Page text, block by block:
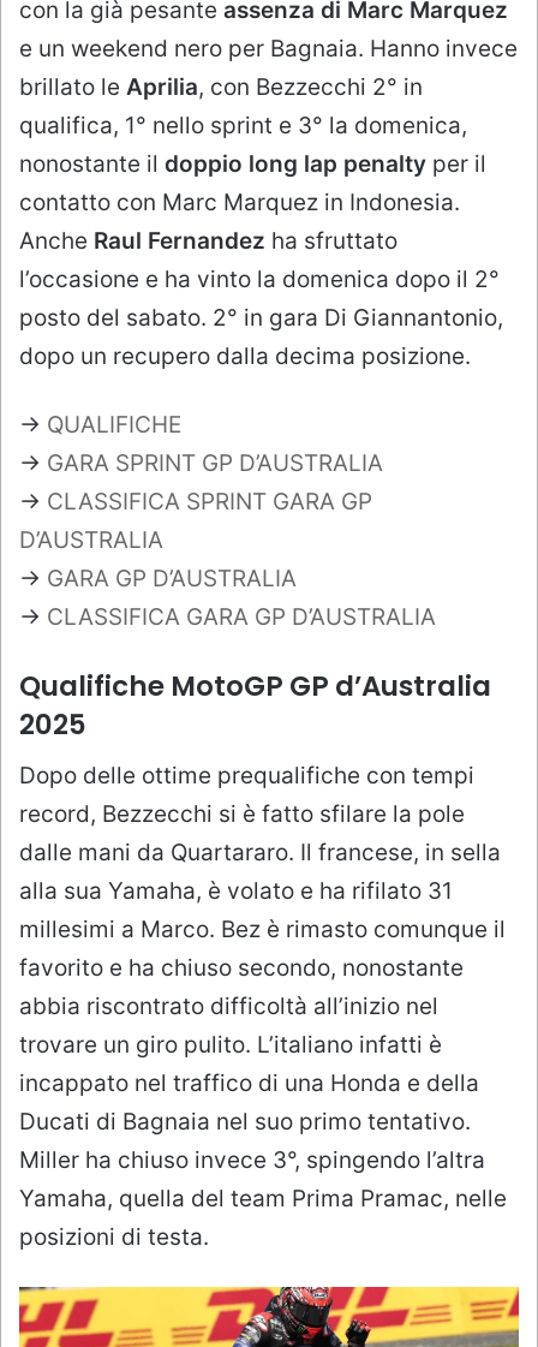
con la già pesante assenza di Marc Marquez
e un weekend nero per Bagnaia. Hanno invece
brillato le Aprilia, con Bezzecchi 2° in
qualifica, 1° nello sprint e 3° la domenica,
nonostante il doppio long lap penalty per il
contatto con Marc Marquez in Indonesia.
Anche Raul Fernandez ha sfruttato
l’occasione e ha vinto la domenica dopo il 2°
posto del sabato. 2° in gara Di Giannantonio,
dopo un recupero dalla decima posizione.
→ QUALIFICHE
→ GARA SPRINT GP D’AUSTRALIA
→ CLASSIFICA SPRINT GARA GP
D’AUSTRALIA
→ GARA GP D’AUSTRALIA
→ CLASSIFICA GARA GP D’AUSTRALIA
Qualifiche MotoGP GP d’Australia
2025
Dopo delle ottime prequalifiche con tempi
record, Bezzecchi si è fatto sfilare la pole
dalle mani da Quartararo. Il francese, in sella
alla sua Yamaha, è volato e ha rifilato 31
millesimi a Marco. Bez è rimasto comunque il
favorito e ha chiuso secondo, nonostante
abbia riscontrato difficoltà all’inizio nel
trovare un giro pulito. L’italiano infatti è
incappato nel traffico di una Honda e della
Ducati di Bagnaia nel suo primo tentativo.
Miller ha chiuso invece 3°, spingendo l’altra
Yamaha, quella del team Prima Pramac, nelle
posizioni di testa.